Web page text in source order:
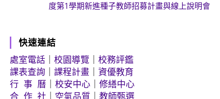
度第1學期新進種子教師招募計畫與線上說明會
快速連結
處室電話
校園導覽
校務評鑑
課表查詢
課程計畫
資優教育
行 事 曆
校安中心
修繕中心
合 作 社
空氣品質 教師甄選